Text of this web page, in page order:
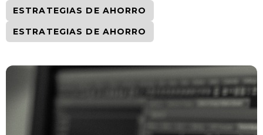
ESTRATEGIAS DE AHORRO
ESTRATEGIAS DE AHORRO